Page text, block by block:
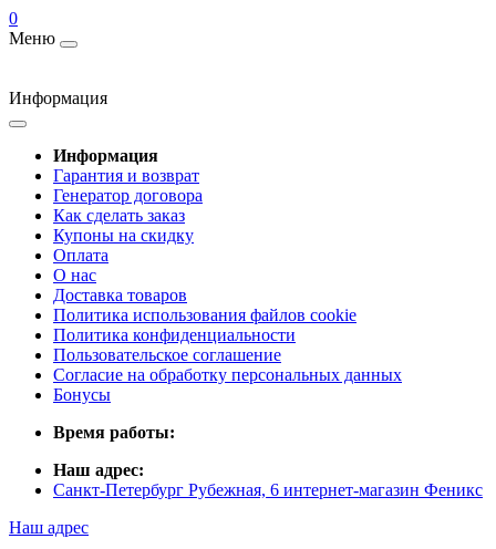
0
Меню
Информация
Информация
Гарантия и возврат
Генератор договора
Как сделать заказ
Купоны на скидку
Оплата
О нас
Доставка товаров
Политика использования файлов cookie
Политика конфиденциальности
Пользовательское соглашение
Согласие на обработку персональных данных
Бонусы
Время работы:
Наш адрес:
Санкт-Петербург Рубежная, 6 интернет-магазин Феникс
Наш адрес